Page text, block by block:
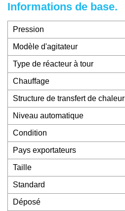
Informations de base.
Pression
Modèle d'agitateur
Type de réacteur à tour
Chauffage
Structure de transfert de chaleur
Niveau automatique
Condition
Pays exportateurs
Taille
Standard
Déposé